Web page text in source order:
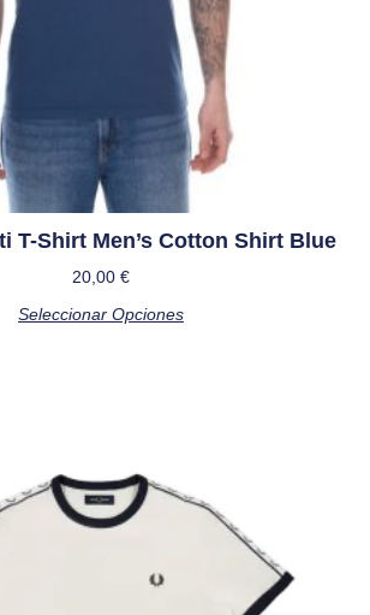
T-Shirt Men’s Cotton Shirt Blue
20,00 €
Seleccionar Opciones